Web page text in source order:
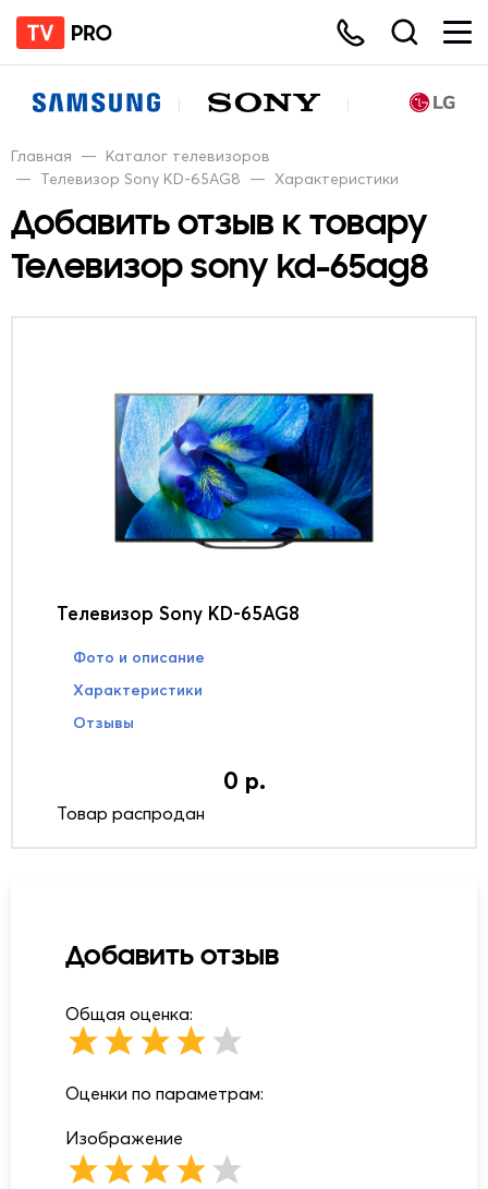
Главная — Каталог телевизоров
— Телевизор Sony KD-65AG8 — Характеристики
Добавить отзыв к товару
Телевизор sony kd-65ag8
Телевизор Sony KD-65AG8
Фото и описание
Характеристики
Отзывы
0 р.
Товар распродан
Добавить отзыв
Общая оценка:
Оценки по параметрам:
Изображение